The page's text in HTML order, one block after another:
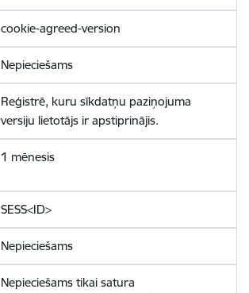
cookie-agreed-version
Nepieciešams
Reģistrē, kuru sīkdatņu paziņojuma
versiju lietotājs ir apstiprinājis.
1 mēnesis
SESS<ID>
Nepieciešams
Nepieciešams tikai satura